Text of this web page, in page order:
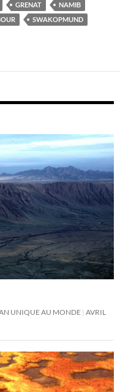
GRENAT
NAMIB
SWAKOPMUND
UNIQUE AU MONDE AVRIL